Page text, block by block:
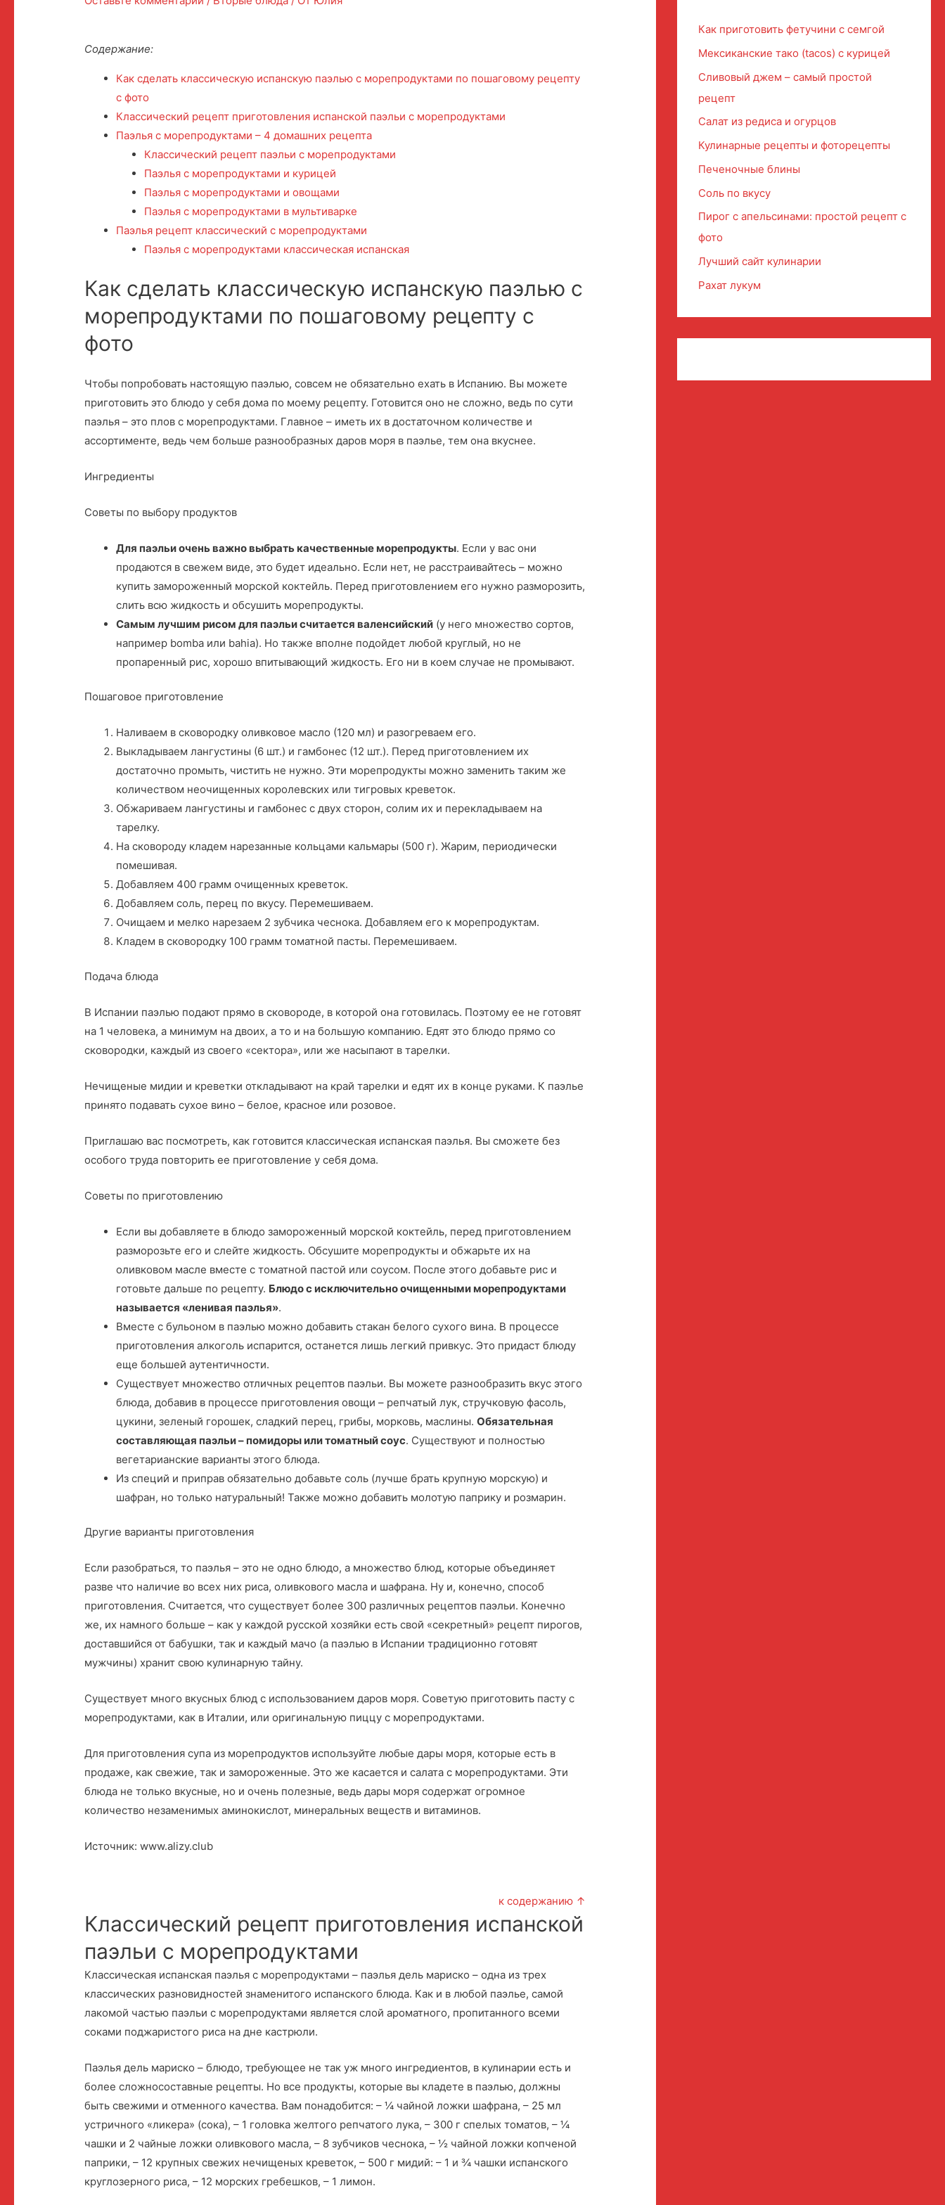
Содержание:
Как сделать классическую испанскую паэлью с морепродуктами по пошаговому рецепту
с фото
Классический рецепт приготовления испанской паэльи с морепродуктами
Паэлья с морепродуктами – 4 домашних рецепта
Классический рецепт паэльи с морепродуктами
Паэлья с морепродуктами и курицей
Паэлья с морепродуктами и овощами
Паэлья с морепродуктами в мультиварке
Паэлья рецепт классический с морепродуктами
Паэлья с морепродуктами классическая испанская
Как сделать классическую испанскую паэлью с
морепродуктами по пошаговому рецепту с
фото
Чтобы попробовать настоящую паэлью, совсем не обязательно ехать в Испанию. Вы можете
приготовить это блюдо у себя дома по моему рецепту. Готовится оно не сложно, ведь по сути
паэлья – это плов с морепродуктами. Главное – иметь их в достаточном количестве и
ассортименте, ведь чем больше разнообразных даров моря в паэлье, тем она вкуснее.
Ингредиенты
Советы по выбору продуктов
Для паэльи очень важно выбрать качественные морепродукты. Если у вас они
продаются в свежем виде, это будет идеально. Если нет, не расстраивайтесь – можно
купить замороженный морской коктейль. Перед приготовлением его нужно разморозить,
слить всю жидкость и обсушить морепродукты.
Самым лучшим рисом для паэльи считается валенсийский (у него множество сортов,
например bomba или bahia). Но также вполне подойдет любой круглый, но не
пропаренный рис, хорошо впитывающий жидкость. Его ни в коем случае не промывают.
Пошаговое приготовление
Наливаем в сковородку оливковое масло (120 мл) и разогреваем его.
Выкладываем лангустины (6 шт.) и гамбонес (12 шт.). Перед приготовлением их
достаточно промыть, чистить не нужно. Эти морепродукты можно заменить таким же
количеством неочищенных королевских или тигровых креветок.
Обжариваем лангустины и гамбонес с двух сторон, солим их и перекладываем на
тарелку.
На сковороду кладем нарезанные кольцами кальмары (500 г). Жарим, периодически
помешивая.
Добавляем 400 грамм очищенных креветок.
Добавляем соль, перец по вкусу. Перемешиваем.
Очищаем и мелко нарезаем 2 зубчика чеснока. Добавляем его к морепродуктам.
Кладем в сковородку 100 грамм томатной пасты. Перемешиваем.
Подача блюда
В Испании паэлью подают прямо в сковороде, в которой она готовилась. Поэтому ее не готовят
на 1 человека, а минимум на двоих, а то и на большую компанию. Едят это блюдо прямо со
сковородки, каждый из своего «сектора», или же насыпают в тарелки.
Нечищеные мидии и креветки откладывают на край тарелки и едят их в конце руками. К паэлье
принято подавать сухое вино – белое, красное или розовое.
Приглашаю вас посмотреть, как готовится классическая испанская паэлья. Вы сможете без
особого труда повторить ее приготовление у себя дома.
Советы по приготовлению
Если вы добавляете в блюдо замороженный морской коктейль, перед приготовлением
разморозьте его и слейте жидкость. Обсушите морепродукты и обжарьте их на
оливковом масле вместе с томатной пастой или соусом. После этого добавьте рис и
готовьте дальше по рецепту. Блюдо с исключительно очищенными морепродуктами
называется «ленивая паэлья».
Вместе с бульоном в паэлью можно добавить стакан белого сухого вина. В процессе
приготовления алкоголь испарится, останется лишь легкий привкус. Это придаст блюду
еще большей аутентичности.
Существует множество отличных рецептов паэльи. Вы можете разнообразить вкус этого
блюда, добавив в процессе приготовления овощи – репчатый лук, стручковую фасоль,
цукини, зеленый горошек, сладкий перец, грибы, морковь, маслины.Обязательная
составляющая паэльи – помидоры или томатный соус. Существуют и полностью
вегетарианские варианты этого блюда.
Из специй и приправ обязательно добавьте соль (лучше брать крупную морскую) и
шафран, но только натуральный! Также можно добавить молотую паприку и розмарин.
Другие варианты приготовления
Если разобраться, то паэлья – это не одно блюдо, а множество блюд, которые объединяет
разве что наличие во всех них риса, оливкового масла и шафрана. Ну и, конечно, способ
приготовления. Считается, что существует более 300 различных рецептов паэльи. Конечно
же, их намного больше – как у каждой русской хозяйки есть свой «секретный» рецепт пирогов,
доставшийся от бабушки, так и каждый мачо (а паэлью в Испании традиционно готовят
мужчины) хранит свою кулинарную тайну.
Существует много вкусных блюд с использованием даров моря. Советую приготовить пасту с
морепродуктами, как в Италии, или оригинальную пиццу с морепродуктами.
Для приготовления супа из морепродуктов используйте любые дары моря, которые есть в
продаже, как свежие, так и замороженные. Это же касается и салата с морепродуктами. Эти
блюда не только вкусные, но и очень полезные, ведь дары моря содержат огромное
количество незаменимых аминокислот, минеральных веществ и витаминов.
Источник: www.alizy.club
к содержанию ↑
Классический рецепт приготовления испанской
паэльи с морепродуктами
Классическая испанская паэлья с морепродуктами – паэлья дель мариско – одна из трех
классических разновидностей знаменитого испанского блюда. Как и в любой паэлье, самой
лакомой частью паэльи с морепродуктами является слой ароматного, пропитанного всеми
соками поджаристого риса на дне кастрюли.
Паэлья дель мариско – блюдо, требующее не так уж много ингредиентов, в кулинарии есть и
более сложносоставные рецепты. Но все продукты, которые вы кладете в паэлью, должны
быть свежими и отменного качества. Вам понадобится: – ¼ чайной ложки шафрана, – 25 мл
устричного «ликера» (сока), – 1 головка желтого репчатого лука, – 300 г спелых томатов, – ¼
чашки и 2 чайные ложки оливкового масла, – 8 зубчиков чеснока, – ½ чайной ложки копченой
паприки, – 12 крупных свежих нечищеных креветок, – 500 г мидий: – 1 и ¾ чашки испанского
круглозерного риса, – 12 морских гребешков, – 1 лимон.
Как приготовить фетучини с семгой
Мексиканские тако (tacos) с курицей
Сливовый джем – самый простой
рецепт
Салат из редиса и огурцов
Кулинарные рецепты и фоторецепты
Печеночные блины
Соль по вкусу
Пирог с апельсинами: простой рецепт с
фото
Лучший сайт кулинарии
Рахат лукум